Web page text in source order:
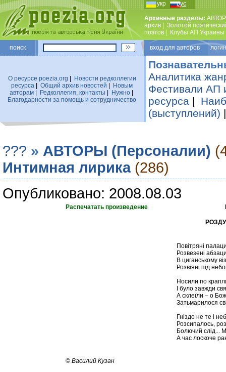
укр рус
Архивные разделы:
архив
Золотой
поэтов
Клубы АП Украины
поиск вход для авторов
О ресурсе poezia.org
Новости редколлегии
ресурса
Общий архив новостей
Новым
авторам| Редколлегия, контакты Нужно|
Благодарности за помощь и сотрудничество
Аналитика
Фестивали АП
ресурса |
(выступлений)
??? » АВТОРЫ (Персоналии)
Интимная лирика (286)
Опубликовано: 2008.08.03
Распечатать произведение
Повітряні
Розвезені
В циганському
Розвіяні під
Носили по
І було завжди
А склеїли – о
Затьмарилося
Гніздо не те і
Розсипалось,
Болючий слід...
А час лоскоче
© Василий Кузан